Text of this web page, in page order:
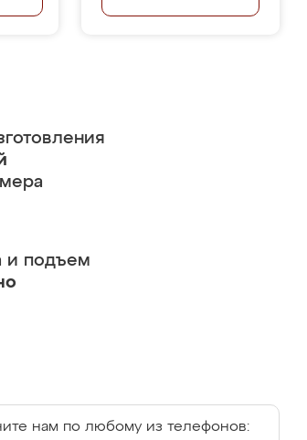
и подъем
нам по любому из телефонов: